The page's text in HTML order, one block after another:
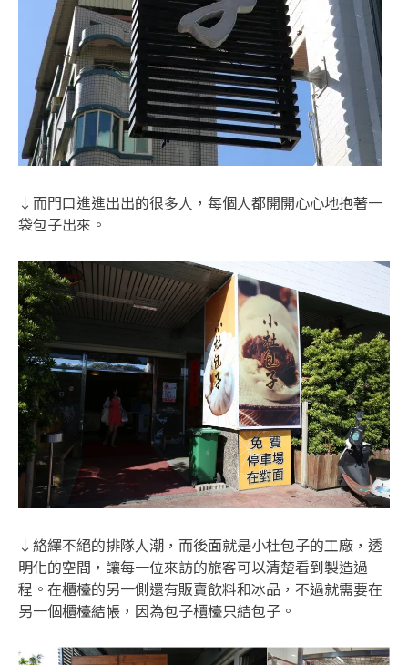
↓而門口進進出出的很多人，每個人都開開心心地抱著一
袋包子出來。
↓絡繹不絕的排隊人潮，而後面就是小杜包子的工廠，透
明化的空間，讓每一位來訪的旅客可以清楚看到製造過
程。在櫃檯的另一側還有販賣飲料和冰品，不過就需要在
另一個櫃檯結帳，因為包子櫃檯只結包子。